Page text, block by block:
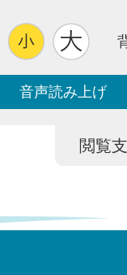
音声読み上げ
閲覧